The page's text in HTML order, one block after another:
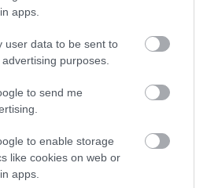
apps.
user data to be sent to
purposes.
to send me
to enable storage
like cookies on web or
apps.
legfrissebb hírei:
forint került vissza az államhoz
ügylet felülvizsgálata után
tette a magyar erdész, hogy